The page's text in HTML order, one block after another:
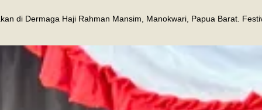
di Dermaga Haji Rahman Mansim, Manokwari, Papua Barat.